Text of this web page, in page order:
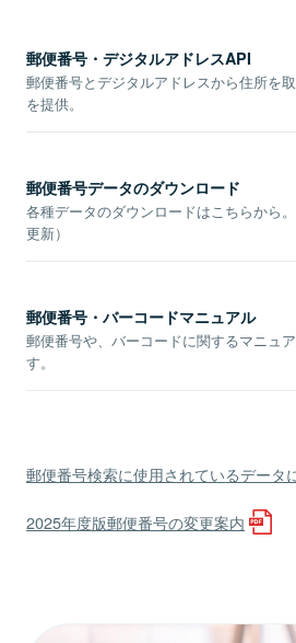
郵便番号・デジタルアドレスAPI
郵便番号とデジタルアドレスから住所を
を提供。
郵便番号データのダウンロード
各種データのダウンロードはこちらから
更新）
郵便番号・バーコードマニュアル
郵便番号や、バーコードに関するマニュ
す。
郵便番号検索に使用されているデータ
2025年度版郵便番号の変更案内